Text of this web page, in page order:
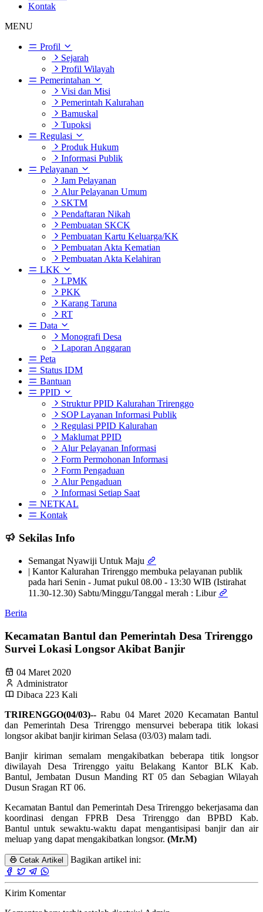
Kontak
MENU
Profil
Sejarah
Profil Wilayah
Pemerintahan
Visi dan Misi
Pemerintah Kalurahan
Bamuskal
Tupoksi
Regulasi
Produk Hukum
Informasi Publik
Pelayanan
Jam Pelayanan
Alur Pelayanan Umum
SKTM
Pendaftaran Nikah
Pembuatan SKCK
Pembuatan Kartu Keluarga/KK
Pembuatan Akta Kematian
Pembuatan Akta Kelahiran
LKK
LPMK
PKK
Karang Taruna
RT
Data
Monografi Desa
Laporan Anggaran
Peta
Status IDM
Bantuan
PPID
Struktur PPID Kalurahan Trirenggo
SOP Layanan Informasi Publik
Regulasi PPID Kalurahan
Maklumat PPID
Alur Pelayanan Informasi
Form Permohonan Informasi
Form Pengaduan
Alur Pengaduan
Informasi Setiap Saat
NETKAL
Kontak
Sekilas Info
Semangat Nyawiji Untuk Maju
| Kantor Kalurahan Trirenggo membuka pelayanan publik
pada hari Senin - Jumat pukul 08.00 - 13:30 WIB (Istirahat
11.30-12.30) Sabtu/Minggu/Tanggal merah : Libur
Berita
Kecamatan Bantul dan Pemerintah Desa Trirenggo
Survei Lokasi Longsor Akibat Banjir
04 Maret 2020
Administrator
Dibaca 223 Kali
TRIRENGGO(04/03)-- Rabu 04 Maret 2020 Kecamatan Bantul
dan Pemerintah Desa Trirenggo mensurvei beberapa titik lokasi
longsor akibat banjir kiriman Selasa (03/03) malam tadi.
Banjir kiriman semalam mengakibatkan beberapa titik longsor
diwilayah Desa Trirenggo yaitu Belakang Kantor BLK Kab.
Bantul, Jembatan Dusun Manding RT 05 dan Sebagian Wilayah
Dusun Sragan RT 06.
Kecamatan Bantul dan Pemerintah Desa Trirenggo bekerjasama dan
koordinasi dengan FPRB Desa Trirenggo dan BPBD Kab.
Bantul untuk sewaktu-waktu dapat mengantisipasi banjir dan air
meluap yang dapat mengakibatkan longsor. (Mr.M)
Cetak Artikel Bagikan artikel ini:
Kirim Komentar